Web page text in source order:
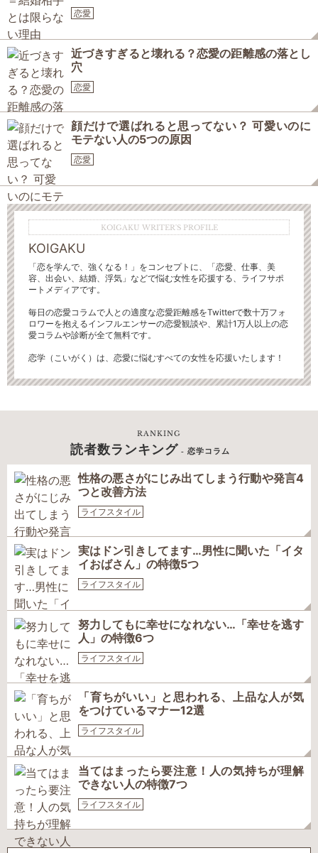
恋愛
近づきすぎると壊れる？恋愛の距離感の落とし
穴
恋愛
顔だけで選ばれると思ってない？ 可愛いのに
モテない人の5つの原因
恋愛
KOIGAKU WRITER'S PROFILE
KOIGAKU
「恋を学んで、強くなる！」をコンセプトに、「恋愛、仕事、美
容、出会い、結婚、浮気」などで悩む女性を応援する、ライフサポ
ートメディアです。
毎日の恋愛コラムで人との適度な恋愛距離感をTwitterで数十万フォ
ロワーを抱えるインフルエンサーの恋愛観談や、累計1万人以上の恋
愛コラムや診断が全て無料です。
恋学（こいがく）は、恋愛に悩むすべての女性を応援いたします！
RANKING
読者数ランキング - 恋学コラム
性格の悪さがにじみ出てしまう行動や発言4
つと改善方法
ライフスタイル
実はドン引きしてます…男性に聞いた「イタ
イおばさん」の特徴5つ
ライフスタイル
努力してもに幸せになれない…「幸せを逃す
人」の特徴6つ
ライフスタイル
「育ちがいい」と思われる、上品な人が気
をつけているマナー12選
ライフスタイル
当てはまったら要注意！人の気持ちが理解
できない人の特徴7つ
ライフスタイル